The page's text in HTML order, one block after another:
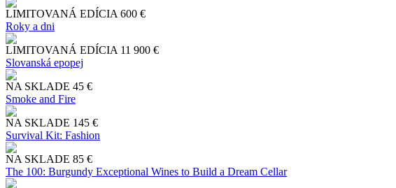
LIMITOVANÁ EDÍCIA 600 €
Roky a dni
LIMITOVANÁ EDÍCIA 11 900 €
Slo​vanská epopej
NA SKLADE 45 €
Smoke and Fire
NA SKLADE 145 €
Survival Kit: Fashion
NA SKLADE 85 €
The 100: Burgundy Exceptional Wines to Build a Dream Cellar